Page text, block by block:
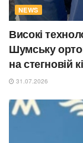
NEWS
Високі
Шумську
на стегновій
31.07.2026